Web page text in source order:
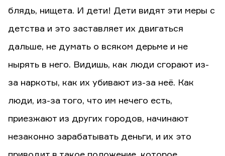
блядь, нищета. И дети! Дети видят эти меры с
детства и это заставляет их двигаться
дальше, не думать о всяком дерьме и не
нырять в него. Видишь, как люди сгорают из-
за наркоты, как их убивают из-за неё. Как
люди, из-за того, что им нечего есть,
приезжают из других городов, начинают
незаконно зарабатывать деньги, и их это